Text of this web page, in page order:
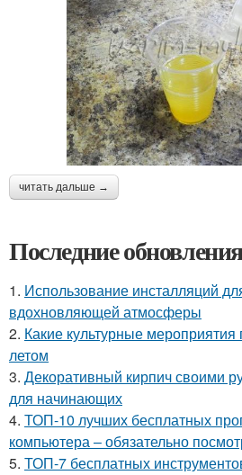
читать дальше →
Последние
1. Использование инсталляций
вдохновляющей атмосферы
2. Какие культурные
летом
3. Декоративный кирпич своими
для начинающих
4. ТОП-10 лучших бесплатных
компьютера – обязательно
5. ТОП-7 бесплатных